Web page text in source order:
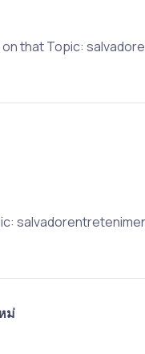
on that Topic:
ม่